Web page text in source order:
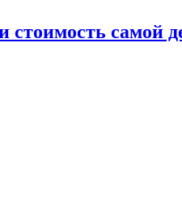
стоимость самой